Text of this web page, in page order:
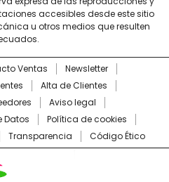
accesibles desde este sitio
u otros medios que resulten
Ventas
Newsletter
Alta de Clientes
Aviso legal
Datos
Política de cookies
Transparencia Código Ético